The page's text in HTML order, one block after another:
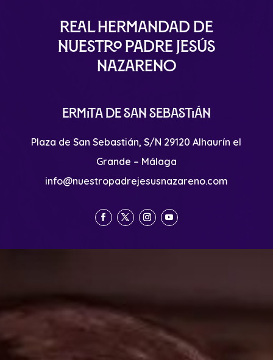
Real Hermandad de
Nuestro Padre Jesús
Nazareno
Ermita de San Sebastián
Plaza de San Sebastián, S/N 29120 Alhaurín el
Grande – Málaga
info@nuestropadrejesusnazareno.com